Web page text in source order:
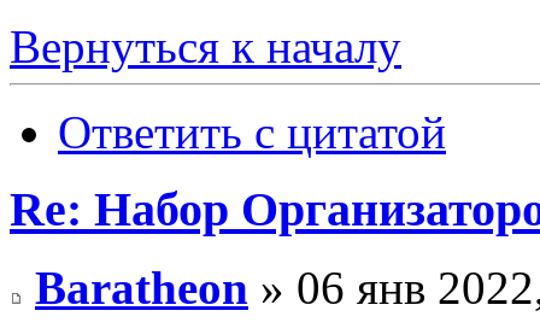
Вернуться к началу
Ответить с цитатой
Re: Набор
Baratheon » 06 янв